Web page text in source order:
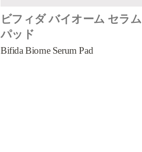
ビフィダ バイオーム セラム
パッド
Bifida Biome Serum Pad